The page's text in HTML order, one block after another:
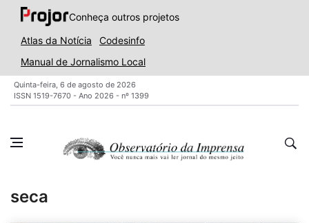
Conheça outros projetos
Atlas da Notícia
Codesinfo
Manual de Jornalismo Local
Quinta-feira, 6 de agosto de 2026
ISSN 1519-7670 - Ano 2026 - nº 1399
seca